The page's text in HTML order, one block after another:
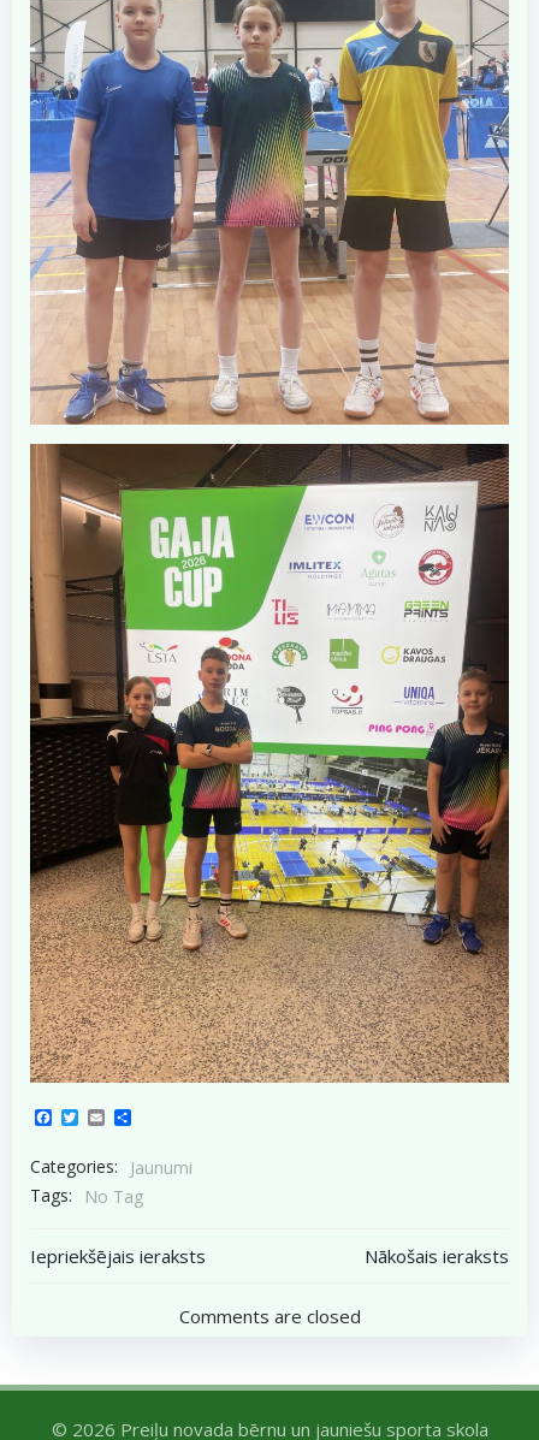
Facebook
Twitter
Email
Categories:
Jaunumi
Tags:
No Tag
Post
navigation
Iepriekšējais ieraksts
navigation
Nākošais ieraksts
Comments are closed
© 2026 Preiļu novada bērnu un jauniešu sporta skola